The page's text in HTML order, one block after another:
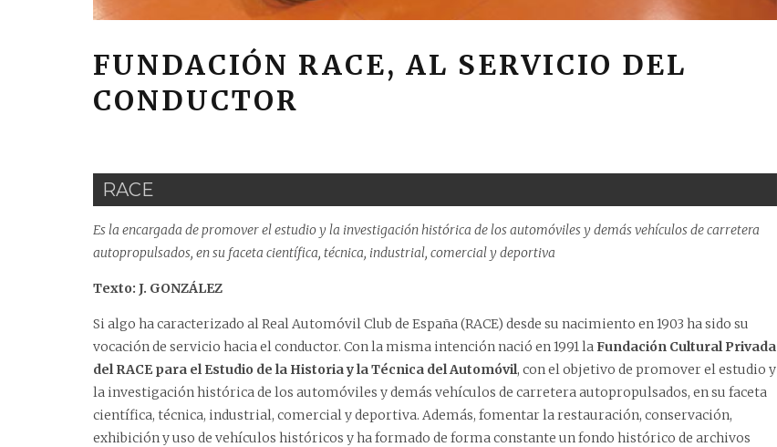
FUNDACIÓN RACE, AL SERVICIO DEL
CONDUCTOR
RACE
Es la encargada de promover el estudio y la investigación histórica de los automóviles y demás vehículos de carretera
autopropulsados, en su faceta científica, técnica, industrial, comercial y deportiva
Texto: J. GONZÁLEZ
Si algo ha caracterizado al Real Automóvil Club de España (RACE) desde su nacimiento en 1903 ha sido su
vocación de servicio hacia el conductor. Con la misma intención nació en 1991 laFundación Cultural Privada
del RACE para el Estudio de la Historia y la Técnica del Automóvil, con el objetivo de promover el estudio y
la investigación histórica de los automóviles y demás vehículos de carretera autopropulsados, en su faceta
científica, técnica, industrial, comercial y deportiva. Además, fomentar la restauración, conservación,
exhibición y uso de vehículos históricos y ha formado de forma constante un fondo histórico de archivos